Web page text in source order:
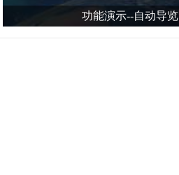
功能演示--自动导览